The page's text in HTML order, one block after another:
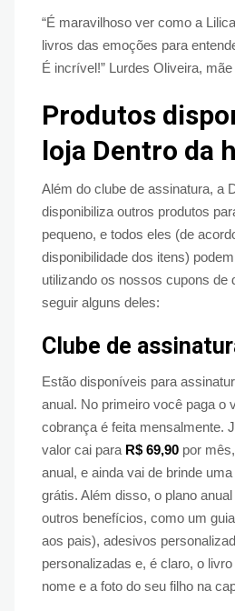
“É maravilhoso ver como a
livros das emoções para
É incrível!” Lurdes Oliveira,
Produtos
loja Dentro da
Além do clube de assinatura, a
disponibiliza outros produtos
pequeno, e todos eles (de
disponibilidade dos itens)
utilizando os nossos cupons de
seguir alguns deles:
Clube de
Estão disponíveis para
anual. No primeiro você paga o
cobrança é feita mensalmente.
valor cai para R$ 69,90 por
anual, e ainda vai de brinde
grátis. Além disso, o plano
outros benefícios, como um
aos pais), adesivos
personalizadas e, é claro, o
nome e a foto do seu filho na